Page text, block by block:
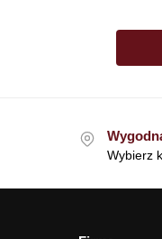
Wybierz